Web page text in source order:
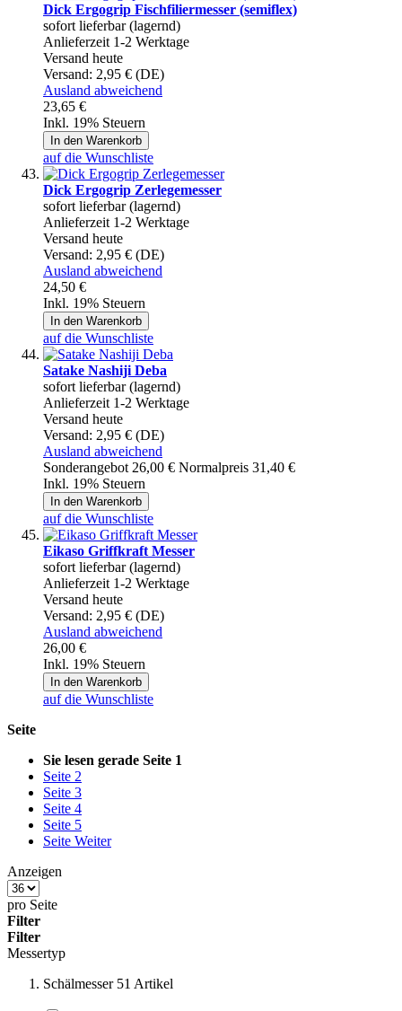
Dick Ergogrip Fischfiliermesser (semiflex)
sofort lieferbar (lagernd)
Anlieferzeit 1-2 Werktage
Versand heute
Versand: 2,95 € (DE)
Ausland abweichend
23,65 €
Inkl. 19% Steuern
In den Warenkorb
auf die Wunschliste
Dick Ergogrip Zerlegemesser
sofort lieferbar (lagernd)
Anlieferzeit 1-2 Werktage
Versand heute
Versand: 2,95 € (DE)
Ausland abweichend
24,50 €
Inkl. 19% Steuern
In den Warenkorb
auf die Wunschliste
Satake Nashiji Deba
sofort lieferbar (lagernd)
Anlieferzeit 1-2 Werktage
Versand heute
Versand: 2,95 € (DE)
Ausland abweichend
Sonderangebot 26,00 € Normalpreis 31,40 €
Inkl. 19% Steuern
In den Warenkorb
auf die Wunschliste
Eikaso Griffkraft Messer
sofort lieferbar (lagernd)
Anlieferzeit 1-2 Werktage
Versand heute
Versand: 2,95 € (DE)
Ausland abweichend
26,00 €
Inkl. 19% Steuern
In den Warenkorb
auf die Wunschliste
Seite
Sie lesen gerade Seite 1
Seite 2
Seite 3
Seite 4
Seite 5
Seite Weiter
Anzeigen
pro Seite
Filter
Filter
Messertyp
Schälmesser 51 Artikel